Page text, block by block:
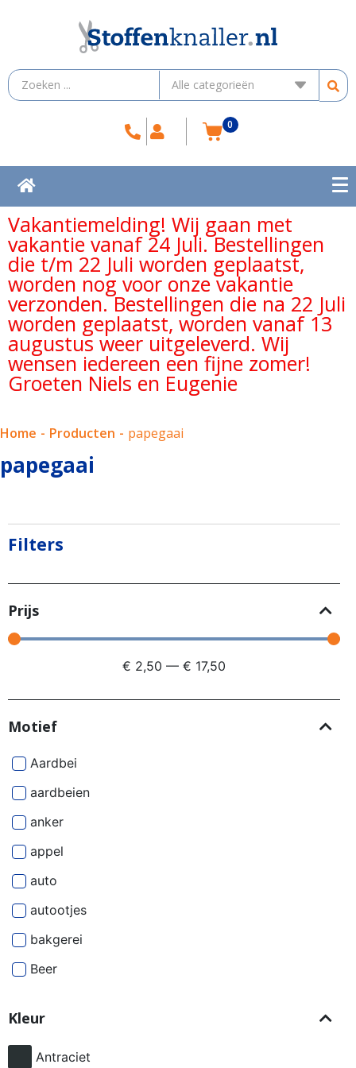
0
Vakantiemelding! Wij gaan met
vakantie vanaf 24 Juli. Bestellingen
die t/m 22 Juli worden geplaatst,
worden nog voor onze vakantie
verzonden. Bestellingen die na 22 Juli
worden geplaatst, worden vanaf 13
augustus weer uitgeleverd. Wij
wensen iedereen een fijne zomer!
Groeten Niels en Eugenie
Home - Producten - papegaai
papegaai
Filters
Prijs
€ 2,50 — € 17,50
Motief
Aardbei
aardbeien
anker
appel
auto
autootjes
bakgerei
Beer
besjes
bier
Kleur
Antraciet